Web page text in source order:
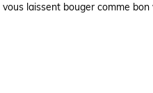
laissent bouger comme